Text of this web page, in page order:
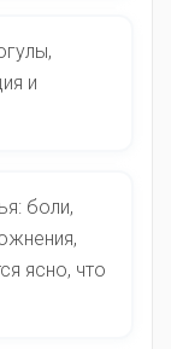
и
боли,
ясно, что